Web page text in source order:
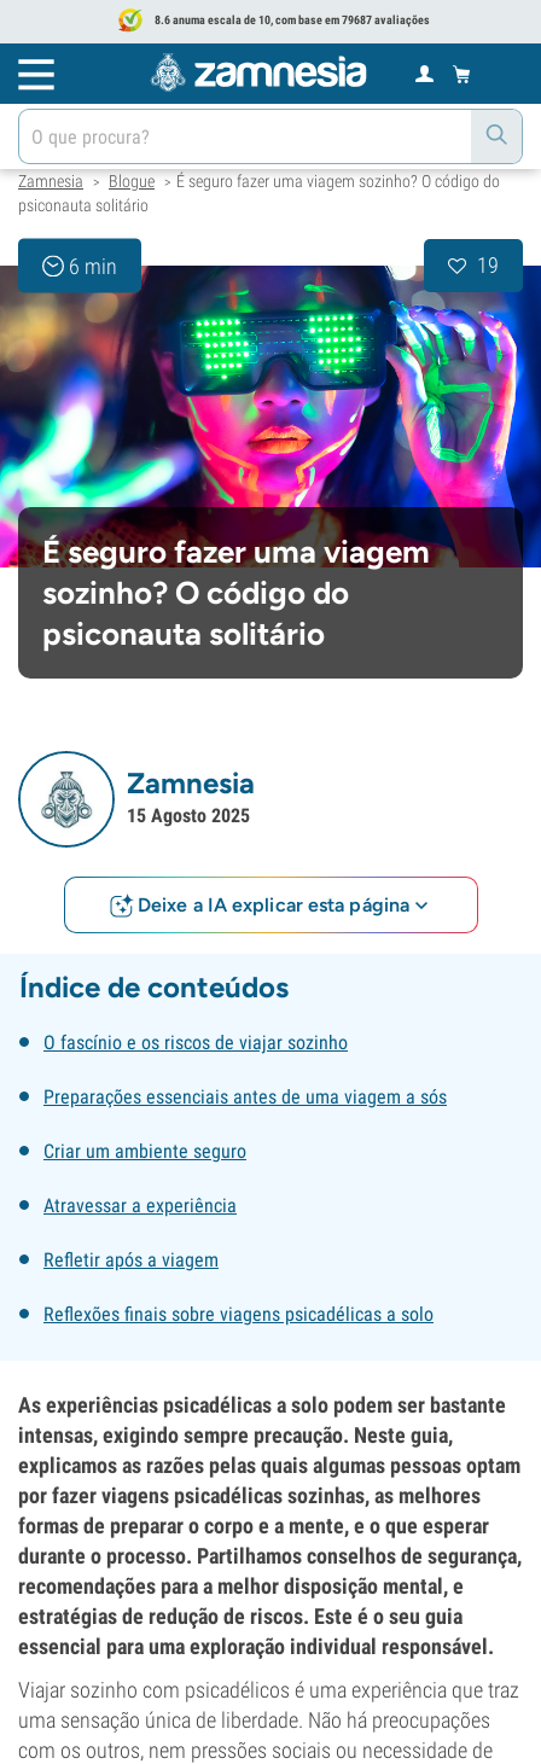
8.6 anuma escala de 10, com base em 79687 avaliações
Zamnesia > Blogue > É seguro fazer uma viagem sozinho? O código do
psiconauta solitário
6 min 19
É seguro fazer uma viagem
sozinho? O código do
psiconauta solitário
Zamnesia
15 Agosto 2025
Deixe a IA explicar esta página
Índice de conteúdos
O fascínio e os riscos de viajar sozinho
Preparações essenciais antes de uma viagem a sós
Criar um ambiente seguro
Atravessar a experiência
Refletir após a viagem
Reflexões finais sobre viagens psicadélicas a solo
As experiências psicadélicas a solo podem ser bastante
intensas, exigindo sempre precaução. Neste guia,
explicamos as razões pelas quais algumas pessoas optam
por fazer viagens psicadélicas sozinhas, as melhores
formas de preparar o corpo e a mente, e o que esperar
durante o processo. Partilhamos conselhos de segurança,
recomendações para a melhor disposição mental, e
estratégias de redução de riscos. Este é o seu guia
essencial para uma exploração individual responsável.
Viajar sozinho com psicadélicos é uma experiência que traz
uma sensação única de liberdade. Não há preocupações
com os outros, nem pressões sociais ou necessidade de